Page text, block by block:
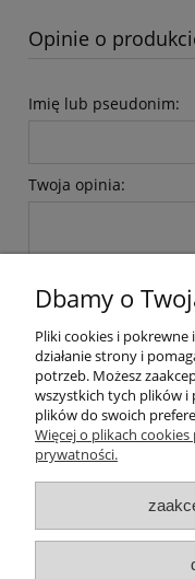
Opinie o
Imię lub pseudonim:
Twoja opinia:
Dbamy o
Pliki cookies i
działanie strony i
potrzeb. Możesz
wszystkich tych plików i
plików do swoich
Więcej o plikach
prywatności.